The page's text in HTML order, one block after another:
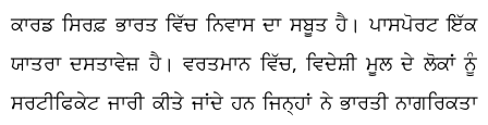
ਕਾਰਡ ਸਿਰਫ਼ ਭਾਰਤ ਵਿੱਚ ਨਿਵਾਸ ਦਾ ਸਬੂਤ ਹੈ। ਪਾਸਪੋਰਟ ਇੱਕ
ਯਾਤਰਾ ਦਸਤਾਵੇਜ਼ ਹੈ। ਵਰਤਮਾਨ ਵਿੱਚ, ਵਿਦੇਸ਼ੀ ਮੂਲ ਦੇ ਲੋਕਾਂ ਨੂੰ
ਸਰਟੀਫਿਕੇਟ ਜਾਰੀ ਕੀਤੇ ਜਾਂਦੇ ਹਨ ਜਿਨ੍ਹਾਂ ਨੇ ਭਾਰਤੀ ਨਾਗਰਿਕਤਾ